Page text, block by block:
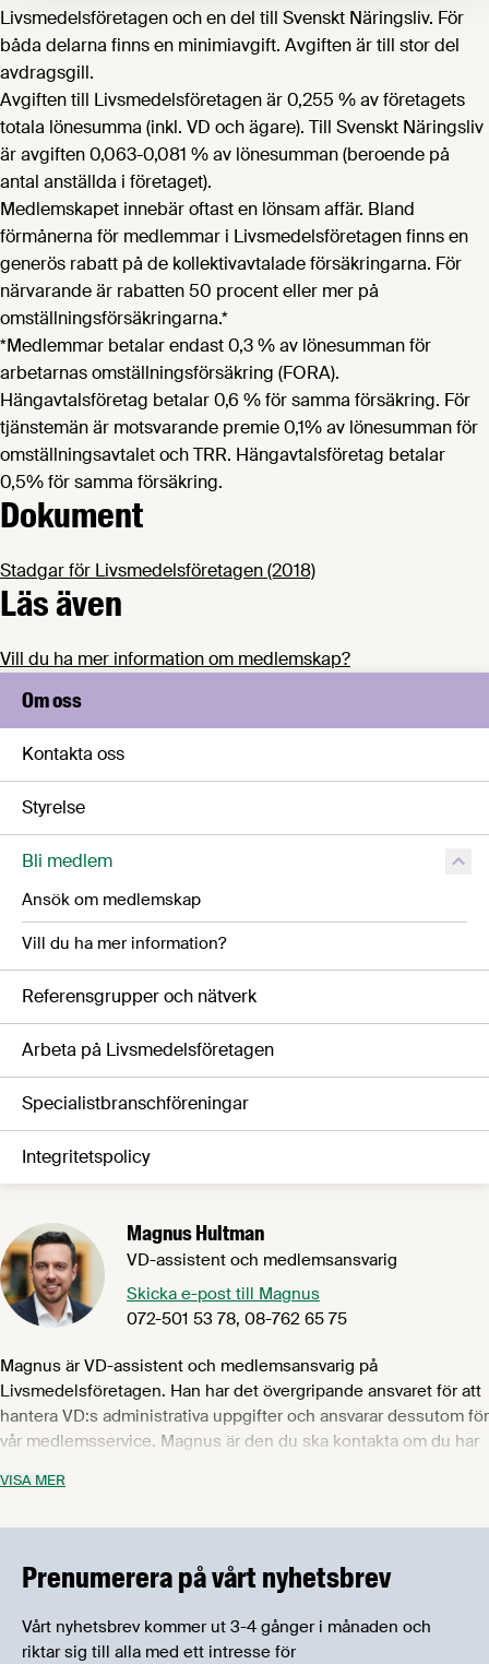
Livsmedelsföretagen och en del till Svenskt Näringsliv. För
båda delarna finns en minimiavgift. Avgiften är till stor del
avdragsgill.
Avgiften till Livsmedelsföretagen är 0,255 % av företagets
totala lönesumma (inkl. VD och ägare). Till Svenskt Näringsliv
är avgiften 0,063-0,081 % av lönesumman (beroende på
antal anställda i företaget).
Medlemskapet innebär oftast en lönsam affär. Bland
förmånerna för medlemmar i Livsmedelsföretagen finns en
generös rabatt på de kollektivavtalade försäkringarna. För
närvarande är rabatten 50 procent eller mer på
omställningsförsäkringarna.*
*Medlemmar betalar endast 0,3 % av lönesumman för
arbetarnas omställningsförsäkring (FORA).
Hängavtalsföretag betalar 0,6 % för samma försäkring. För
tjänstemän är motsvarande premie 0,1% av lönesumman för
omställningsavtalet och TRR. Hängavtalsföretag betalar
0,5% för samma försäkring.
Dokument
Stadgar för Livsmedelsföretagen (2018)
Läs även
Vill du ha mer information om medlemskap?
Om oss
Kontakta oss
Styrelse
Bli medlem
Ansök om medlemskap
Vill du ha mer information?
Referensgrupper och nätverk
Arbeta på Livsmedelsföretagen
Specialistbranschföreningar
Integritetspolicy
Magnus Hultman
VD-assistent och medlemsansvarig
Skicka e-post till Magnus
072-501 53 78, 08-762 65 75
Magnus är VD-assistent och medlemsansvarig på
Livsmedelsföretagen. Han har det övergripande ansvaret för att
hantera VD:s administrativa uppgifter och ansvarar dessutom för
vår medlemsservice. Magnus är den du ska kontakta om du har
från någon av våra utbildningar eller om du helt enkelt har en
servicenäringen.
VISA MER
Prenumerera på vårt nyhetsbrev
Vårt nyhetsbrev kommer ut 3-4 gånger i månaden och
riktar sig till alla med ett intresse för